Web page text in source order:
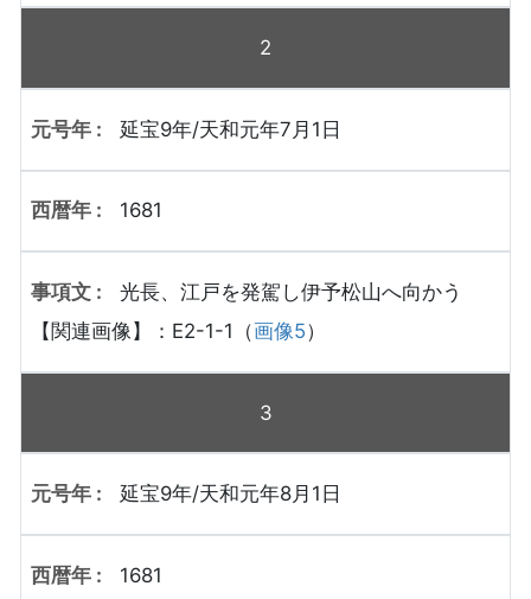
2
延宝9年/天和元年7月1日
1681
光長、江戸を発駕し伊予松山へ向かう
【関連画像】：E2-1-1（画像5）
3
延宝9年/天和元年8月1日
1681